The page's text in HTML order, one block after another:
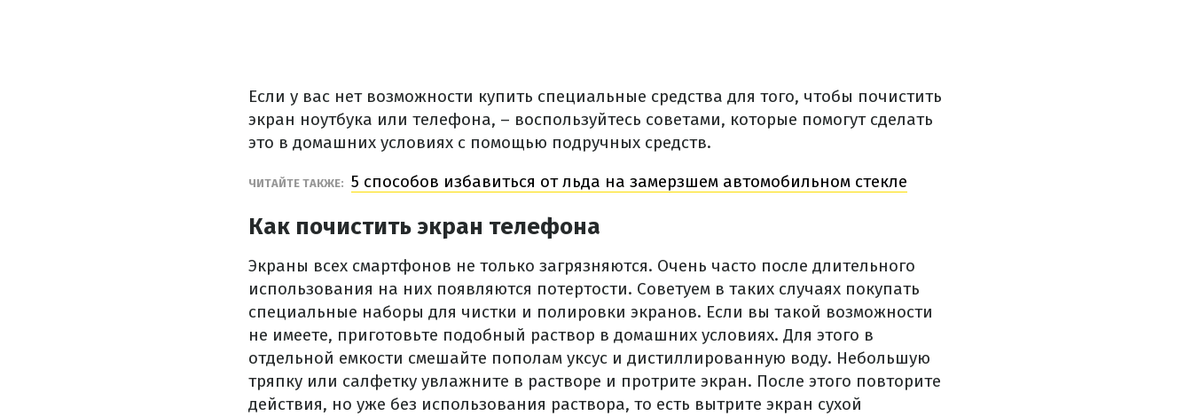
Если у вас нет возможности купить специальные средства для того, чтобы почистить
экран ноутбука или телефона, – воспользуйтесь советами, которые помогут сделать
это в домашних условиях с помощью подручных средств.
ЧИТАЙТЕ ТАКЖЕ: 5 способов избавиться от льда на замерзшем автомобильном стекле
Как почистить экран телефона
Экраны всех смартфонов не только загрязняются. Очень часто после длительного
использования на них появляются потертости. Советуем в таких случаях покупать
специальные наборы для чистки и полировки экранов. Если вы такой возможности
не имеете, приготовьте подобный раствор в домашних условиях. Для этого в
отдельной емкости смешайте пополам уксус и дистиллированную воду. Небольшую
тряпку или салфетку увлажните в растворе и протрите экран. После этого повторите
действия, но уже без использования раствора, то есть вытрите экран сухой